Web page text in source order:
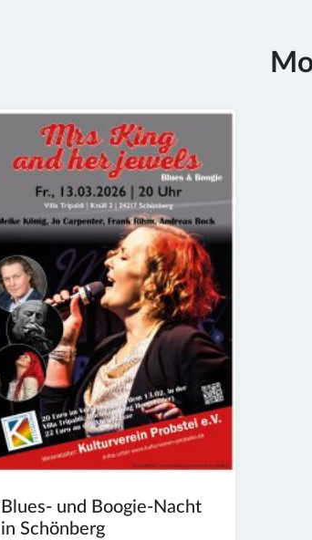
Blues- und Boogie-Nacht
in Schönberg